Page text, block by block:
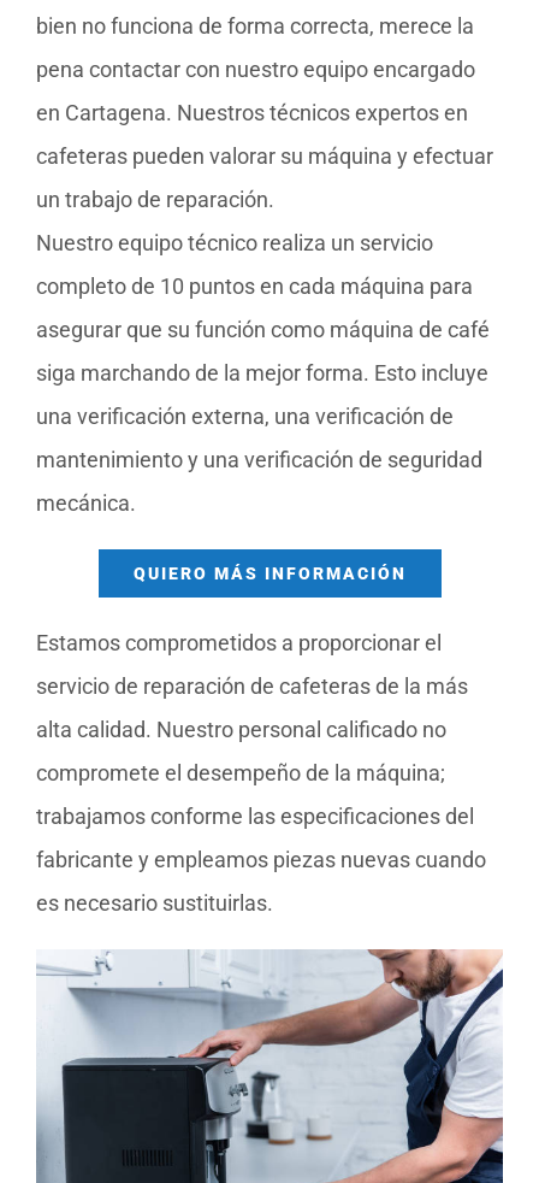
bien no funciona de forma correcta, merece la
pena contactar con nuestro equipo encargado
en Cartagena. Nuestros técnicos expertos en
cafeteras pueden valorar su máquina y efectuar
un trabajo de reparación.
Nuestro equipo técnico realiza un servicio
completo de 10 puntos en cada máquina para
asegurar que su función como máquina de café
siga marchando de la mejor forma. Esto incluye
una verificación externa, una verificación de
mantenimiento y una verificación de seguridad
mecánica.
QUIERO MÁS INFORMACIÓN
Estamos comprometidos a proporcionar el
servicio de reparación de cafeteras de la más
alta calidad. Nuestro personal calificado no
compromete el desempeño de la máquina;
trabajamos conforme las especificaciones del
fabricante y empleamos piezas nuevas cuando
es necesario sustituirlas.